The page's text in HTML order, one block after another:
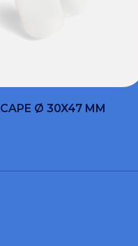
CAPE Ø 30X47 MM